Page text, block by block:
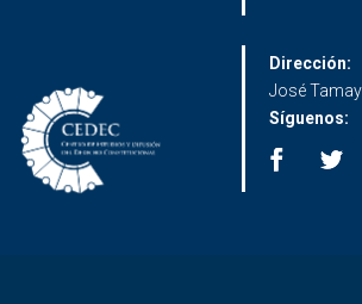
Dirección:
José
Síguenos: